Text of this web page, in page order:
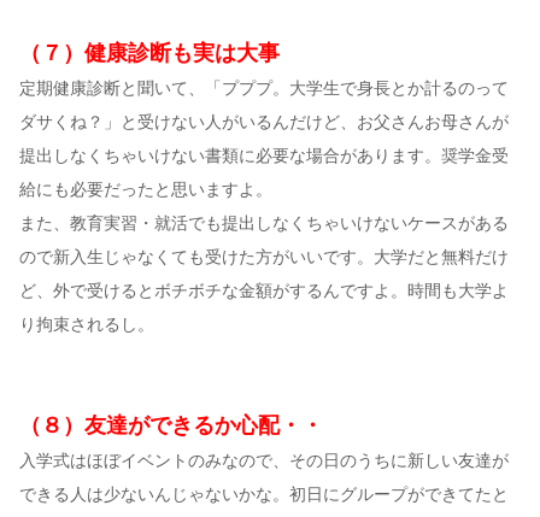
（７）健康診断も実は大事
定期健康診断と聞いて、「プププ。大学生で身長とか計るのって
ダサくね？」と受けない人がいるんだけど、お父さんお母さんが
提出しなくちゃいけない書類に必要な場合があります。奨学金受
給にも必要だったと思いますよ。
また、教育実習・就活でも提出しなくちゃいけないケースがある
ので新入生じゃなくても受けた方がいいです。大学だと無料だけ
ど、外で受けるとボチボチな金額がするんですよ。時間も大学よ
り拘束されるし。
（８）友達ができるか心配・・
入学式はほぼイベントのみなので、その日のうちに新しい友達が
できる人は少ないんじゃないかな。初日にグループができてたと